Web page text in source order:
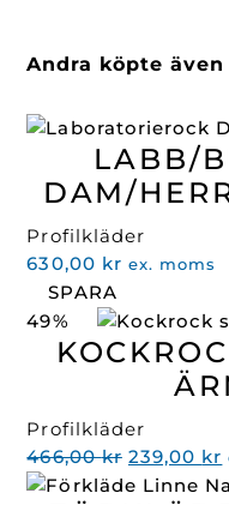
Andra köpte även
LABB/
DAM/
Profilkläder
630,00 kr ex. moms
SPARA
49%
Profilkläder
466,00kr Det
239,00 kr